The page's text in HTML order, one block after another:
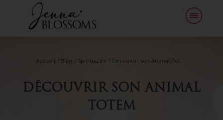
Accueil / Blog / Spiritualité /
DÉCOUVRIR SON ANIMAL
TOTEM